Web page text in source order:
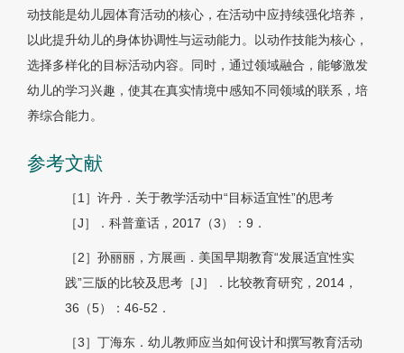
动技能是幼儿园体育活动的核心，在活动中应持续强化培养，
以此提升幼儿的身体协调性与运动能力。以动作技能为核心，
选择多样化的目标活动内容。同时，通过领域融合，能够激发
幼儿的学习兴趣，使其在真实情境中感知不同领域的联系，培
养综合能力。
参考文献
［1］许丹．关于教学活动中“目标适宜性”的思考
［J］．科普童话，2017（3）：9．
［2］孙丽丽，方展画．美国早期教育“发展适宜性实
践”三版的比较及思考［J］．比较教育研究，2014，
36（5）：46-52．
［3］丁海东．幼儿教师应当如何设计和撰写教育活动